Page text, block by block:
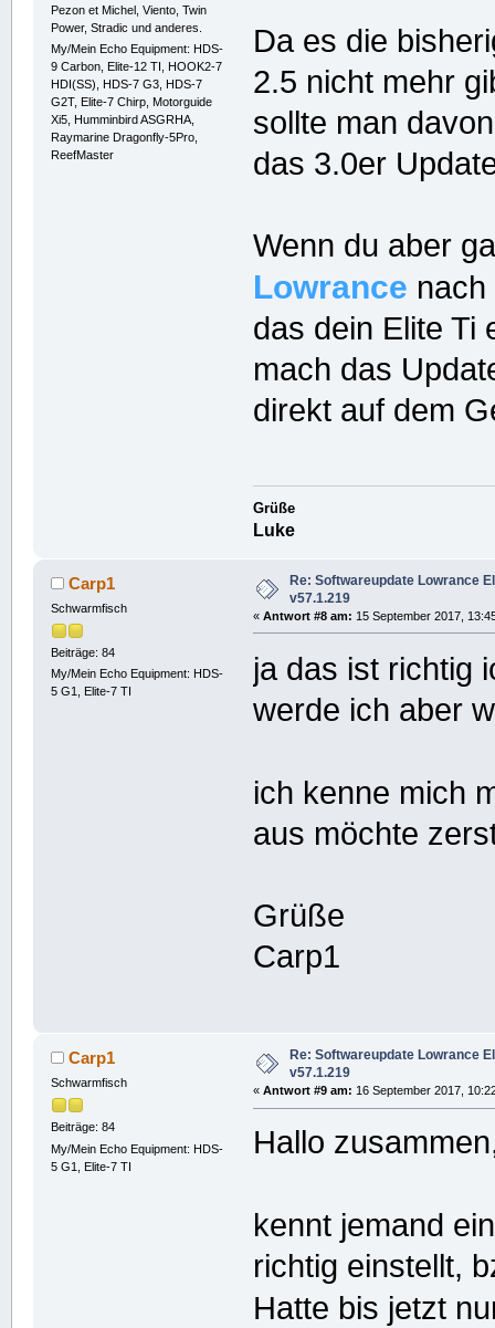
Pezon et Michel, Viento, Twin
Power, Stradic und anderes.
My/Mein Echo Equipment: HDS-
9 Carbon, Elite-12 TI, HOOK2-7
HDI(SS), HDS-7 G3, HDS-7
G2T, Elite-7 Chirp, Motorguide
Xi5, Humminbird ASGRHA,
Raymarine Dragonfly-5Pro,
ReefMaster
Da es die
2.5 nicht mehr
sollte man
das 3.0er
Wenn du aber
Lowrance
das dein Elite Ti
mach das
direkt auf dem
Grüße
Luke
Carp1
Schwarmfisch
Beiträge: 84
My/Mein Echo Equipment: HDS-
5 G1, Elite-7 TI
Re: Softwareupdate Lowrance
v57.1.219
«Antwort #8 am: 15 September 2017,
ja das ist richtig
werde ich aber
ich kenne mich
aus möchte
Grüße
Carp1
Carp1
Schwarmfisch
Beiträge: 84
My/Mein Echo Equipment: HDS-
5 G1, Elite-7 TI
Re: Softwareupdate Lowrance
v57.1.219
«Antwort #9 am: 16 September 2017,
Hallo
kennt jemand
richtig einstellt,
Hatte bis jetzt